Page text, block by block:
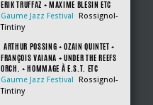
ERIK TRUFFAZ + MAXIME BLESIN ETC
Gaume Jazz Festival
Rossignol-
Tintiny
ARTHUR POSSING + OZAIN QUINTET +
FRANÇOIS VAIANA + UNDER THE REEFS
ORCH. + HOMMAGE À E.S.T. ETC
Gaume Jazz Festival
Rossignol-
Tintiny